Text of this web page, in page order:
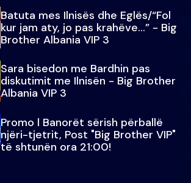
Batuta mes Ilnisës dhe Eglës/“Fol
kur jam aty, jo pas krahëve…” - Big
Brother Albania VIP 3
Sara bisedon me Bardhin pas
diskutimit me Ilnisën - Big Brother
Albania VIP 3
Promo l Banorët sërish përballë
njëri-tjetrit, Post "Big Brother VIP"
të shtunën ora 21:00!